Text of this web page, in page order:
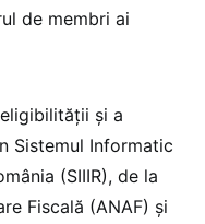
de membri ai
și a
Sistemul Informatic
(SIIIR), de la
Fiscală (ANAF) și